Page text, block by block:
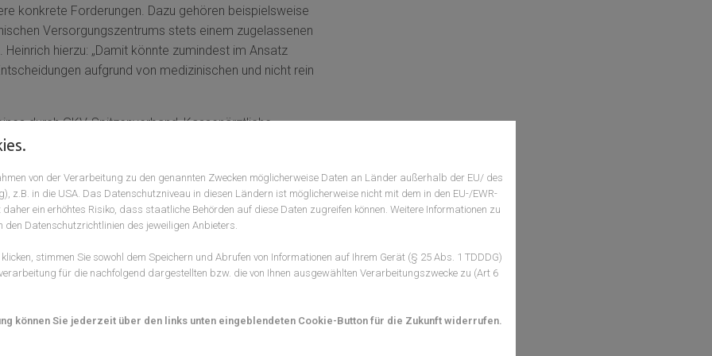
konkrete Forderungen. Dazu gehören beispielsweise
Versorgungszentrums stets einem zugelassenen
hierzu: „Damit könnte zumindest im Ansatz
aufgrund von medizinischen und nicht rein
durch GKV-Spitzenverband, Kassenärztliche
gepflegten Transparenzregisters hinsichtlich
von medizinischen Versorgungszentren sowie die
Versorgung im Falle, dass sich die
Berechtigung ändert.
die Aktualität und Dringlichkeit des Problems hervor:
zum Erwerb von Praxen vor, die nicht nur die
Wir werden auch mit Akquise-Bestrebungen in der
z.B. der Orthopädie aber auch der Allgemeinmedizin.
und Fachärzte und ermutigen diese, Ihre Praxissitze
im Gesundheitswesen ausgeht, für viele
von der Verarbeitung zu den genannten Zwecken möglicherweise Daten an Länder außerhalb der EU/ des
z.B. in die USA. Das Datenschutzniveau in diesen Ländern ist möglicherweise nicht mit dem in den EU-/EWR-
ein erhöhtes Risiko, dass staatliche Behörden auf diese Daten zugreifen können. Weitere Informationen zu
Datenschutzrichtlinien des jeweiligen Anbieters.
klicken, stimmen Sie sowohl dem Speichern und Abrufen von Informationen auf Ihrem Gerät (§ 25 Abs. 1 TDDDG)
für die nachfolgend dargestellten bzw. die von Ihnen ausgewählten Verarbeitungszwecke zu (Art 6
können Sie jederzeit über den links unten eingeblendeten Cookie-Button für die Zukunft widerrufen.